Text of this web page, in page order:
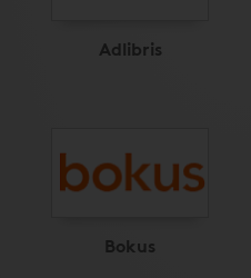
Adlibris
Bokus